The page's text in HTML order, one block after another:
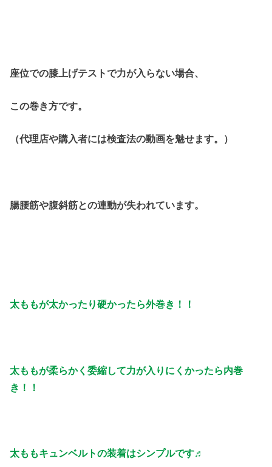
座位での膝上げテストで力が入らない場合、
この巻き方です。
（代理店や購入者には検査法の動画を魅せます。）
腸腰筋や腹斜筋との連動が失われています。
太ももが太かったり硬かったら外巻き！！
太ももが柔らかく委縮して力が入りにくかったら内巻
き！！
太ももキュンベルトの装着はシンプルです♬